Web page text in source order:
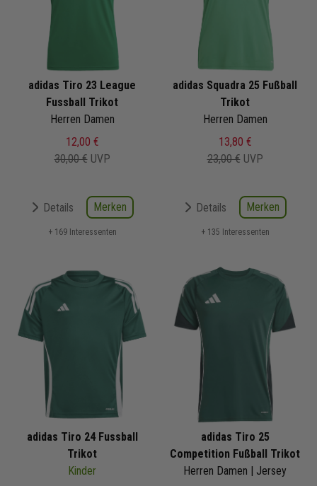
adidas Tiro 23 League
Fussball Trikot
Herren Damen
12,00 €
30,00 € UVP
Details Merken
+ 169 Interessenten
adidas Squadra 25 Fußball
Trikot
Herren Damen
13,80 €
23,00 € UVP
Details Merken
+ 135 Interessenten
adidas Tiro 24 Fussball
Trikot
Kinder
adidas Tiro 25
Competition Fußball Trikot
Herren Damen | Jersey